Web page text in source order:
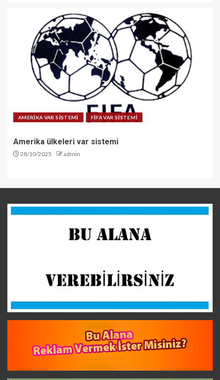
AMERİKA VAR SİSTEMİ FİFA VAR SİSTEMİ
Amerika ülkeleri var sistemi
28/10/2025 admin